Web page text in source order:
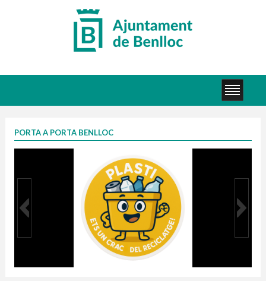
PORTA A PORTA BENLLOC